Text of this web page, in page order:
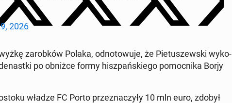
2026
za­rob­ków Polaka, od­no­to­wu­je, że Pie­tu­szew­ski wy­ko­
po obniżce formy hisz­pań­skie­go po­moc­ni­ka Borjy
władze FC Porto prze­zna­czy­ły 10 mln euro, zdobył